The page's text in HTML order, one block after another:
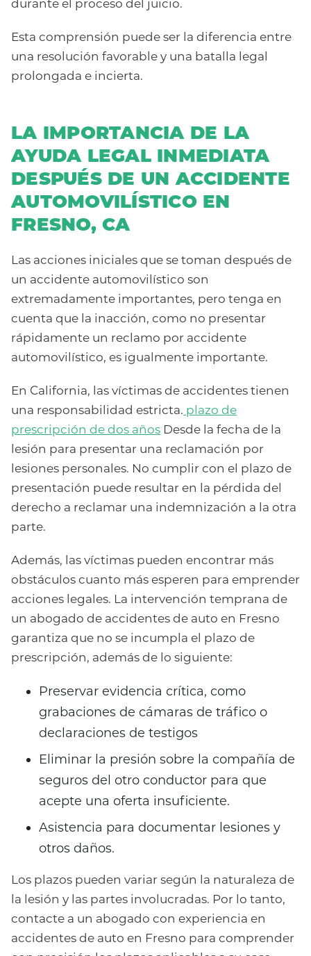
durante el proceso del juicio.
Esta comprensión puede ser la diferencia entre
una resolución favorable y una batalla legal
prolongada e incierta.
LA IMPORTANCIA DE LA
AYUDA LEGAL INMEDIATA
DESPUÉS DE UN ACCIDENTE
AUTOMOVILÍSTICO EN
FRESNO, CA
Las acciones iniciales que se toman después de
un accidente automovilístico son
extremadamente importantes, pero tenga en
cuenta que la inacción, como no presentar
rápidamente un reclamo por accidente
automovilístico, es igualmente importante.
En California, las víctimas de accidentes tienen
una responsabilidad estricta. plazo de
prescripción de dos años Desde la fecha de la
lesión para presentar una reclamación por
lesiones personales. No cumplir con el plazo de
presentación puede resultar en la pérdida del
derecho a reclamar una indemnización a la otra
parte.
Además, las víctimas pueden encontrar más
obstáculos cuanto más esperen para emprender
acciones legales. La intervención temprana de
un abogado de accidentes de auto en Fresno
garantiza que no se incumpla el plazo de
prescripción, además de lo siguiente:
Preservar evidencia crítica, como
grabaciones de cámaras de tráfico o
declaraciones de testigos
Eliminar la presión sobre la compañía de
seguros del otro conductor para que
acepte una oferta insuficiente.
Asistencia para documentar lesiones y
otros daños.
Los plazos pueden variar según la naturaleza de
la lesión y las partes involucradas. Por lo tanto,
contacte a un abogado con experiencia en
accidentes de auto en Fresno para comprender